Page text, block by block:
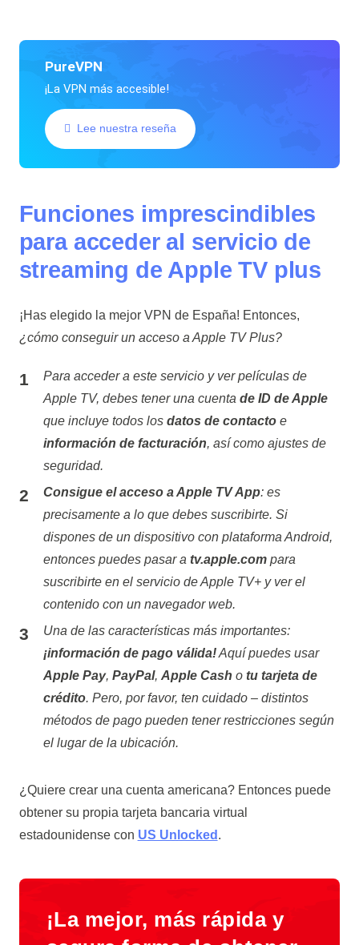
PureVPN
¡La VPN más accesible!
Lee nuestra reseña
Funciones imprescindibles
para acceder al servicio de
streaming de Apple TV plus
¡Has elegido la mejor VPN de España! Entonces,
¿cómo conseguir un acceso a Apple TV Plus?
Para acceder a este servicio y verpelículas de
Apple TV, debes tener una cuenta de ID de Apple
que incluye todos los datos de contactoe
información de facturación, así como ajustes de
seguridad.
Consigue el acceso a Apple TV App: es
precisamente a lo que debes suscribirte. Si
dispones de un dispositivo con plataforma Android,
entonces puedes pasar a tv.apple.compara
suscribirte en el servicio de Apple TV+ y ver el
contenido con un navegador web.
Una de las características más importantes:
¡información de pago válida!Aquí puedes usar
Apple Pay, PayPal, Apple Cash o tu tarjeta de
crédito. Pero, por favor, ten cuidado – distintos
métodos de pago pueden tener restricciones según
el lugar de la ubicación.
¿Quiere crear una cuenta americana? Entonces puede
obtener su propia tarjeta bancaria virtual
estadounidense con US Unlocked .
¡La mejor, más rápida y